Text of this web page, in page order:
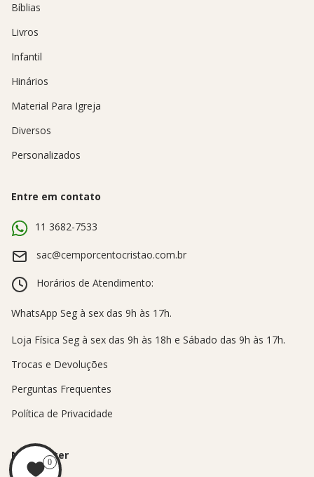
Bíblias
Livros
Infantil
Hinários
Material Para Igreja
Diversos
Personalizados
Entre em contato
11 3682-7533
sac@cemporcentocristao.com.br
Horários de Atendimento:
Trocas e Devoluções
Perguntas Frequentes
Política de Privacidade
Newsletter
0